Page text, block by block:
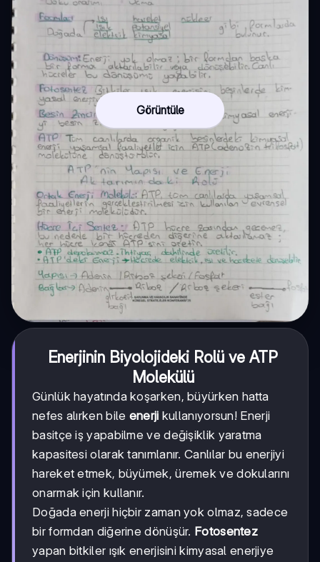
Görüntüle
Enerjinin Biyolojideki Rolü ve ATP
Molekülü
Günlük hayatında koşarken, büyürken hatta
nefes alırken bile enerji kullanıyorsun! Enerji
basitçe iş yapabilme ve değişiklik yaratma
kapasitesi olarak tanımlanır. Canlılar bu enerjiyi
hareket etmek, büyümek, üremek ve dokularını
onarmak için kullanır.
Doğada enerji hiçbir zaman yok olmaz, sadece
bir formdan diğerine dönüşür. Fotosentez
yapan bitkiler ışık enerjisini kimyasal enerjiye